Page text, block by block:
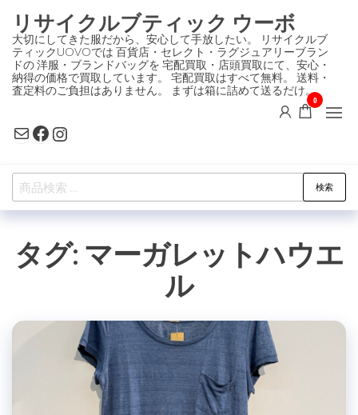
ン
テ
ン
ツ
プ
リサイクルブティック ウーボ
大切にしてきた服だから、安心して手放したい。 リサイクルブ
ティックUOVOでは 百貨店・セレクト・ラグジュアリーブラン
ドの 洋服・ブランドバッグを 宅配買取・店頭買取にて、安心・
納得の価格で買取しています。 宅配買取はすべて無料。 送料・
査定料のご負担はありません。 まずは箱に詰めて送るだけ。
MailFacebook
Instagram
0
検
索
象:
検索
タグ: マーガレットハウエ
ル